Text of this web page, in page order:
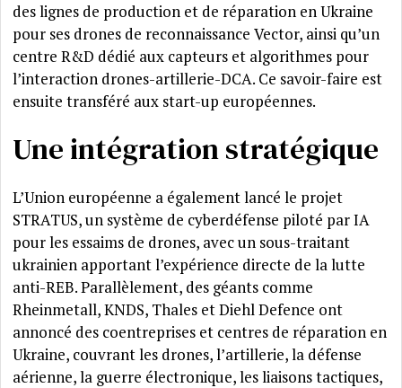
des lignes de production et de réparation en Ukraine
pour ses drones de reconnaissance Vector, ainsi qu’un
centre R&D dédié aux capteurs et algorithmes pour
l’interaction drones-artillerie-DCA. Ce savoir-faire est
ensuite transféré aux start-up européennes.
Une intégration stratégique
L’Union européenne a également lancé le projet
STRATUS, un système de cyberdéfense piloté par IA
pour les essaims de drones, avec un sous-traitant
ukrainien apportant l’expérience directe de la lutte
anti-REB. Parallèlement, des géants comme
Rheinmetall, KNDS, Thales et Diehl Defence ont
annoncé des coentreprises et centres de réparation en
Ukraine, couvrant les drones, l’artillerie, la défense
aérienne, la guerre électronique, les liaisons tactiques,